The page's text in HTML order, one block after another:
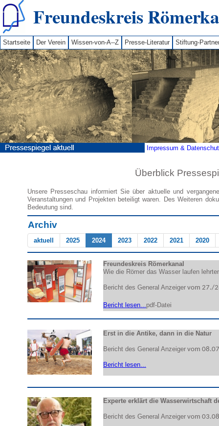
Freundeskreis
Impressum &
Startseite Der Verein Wissen-von-A--Z Presse-Literatur Stiftung-
Überblick
Unsere Presseschau informiert Sie über aktuelle und
Veranstaltungen und Projekten beteiligt waren. Des Weiteren
Bedeutung sind.
Freundeskreis Römerkanal
Wie die Römer das Wasser laufen
Bericht des General Anzeiger vom 27./
Bericht lesen...pdf-Datei
Erst in die Antike, dann in die Natur
Bericht des General Anzeiger vom
Bericht lesen...
Experte erklärt die Wasserwirtschaft
Bericht des General Anzeiger vom 03.08
Archiv
aktuell 2025 2024 2023 2022 2021 2020